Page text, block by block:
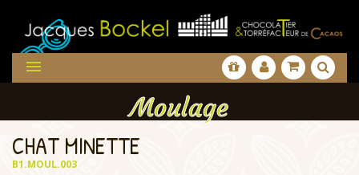

Moulage
CHAT MINETTE
B1.MOUL.003